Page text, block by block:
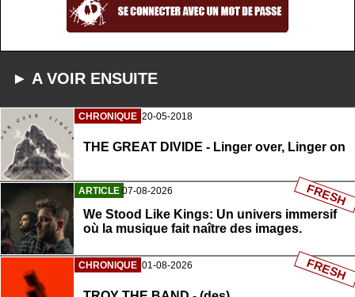
► A VOIR ENSUITE
CHRONIQUE 20-05-2018
THE GREAT DIVIDE - Linger over, Linger on
ARTICLE 07-08-2026
We Stood Like Kings: Un univers immersif
où la musique fait naître des images.
FRESH
CHRONIQUE 01-08-2026 FRESH